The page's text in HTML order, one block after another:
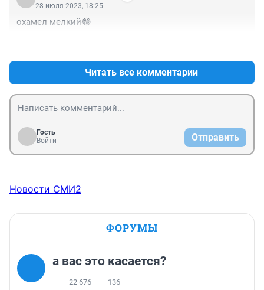
28 июля 2023, 18:25
охамел мелкий😂
Читать все комментарии
Гость
Войти
Отправить
Новости СМИ2
ФОРУМЫ
а вас это касается?
22 676 136